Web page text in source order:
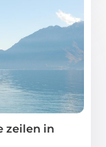
zeilen in